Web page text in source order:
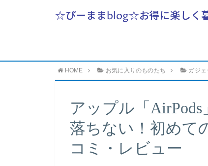
☆ぴーままblog☆お得に楽しく
HOME お気に入りのものたち ガジェ
アップル「
落ちない！初めて
コミ・レビュー